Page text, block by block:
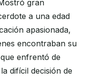
gran
a una edad
apasionada,
encontraban su
enfrentó de
difícil decisión de